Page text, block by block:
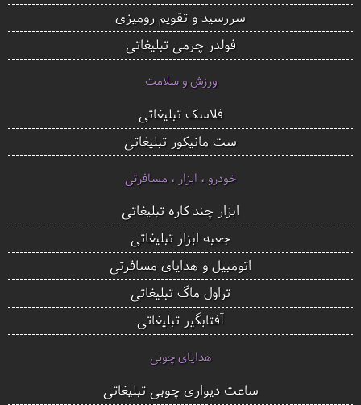
سررسید و تقویم رومیزی
فولدر چرمی تبلیغاتی
ورزش و سلامت
فلاسک تبلیغاتی
ست مانیکور تبلیغاتی
خودرو ، ابزار ، مسافرتی
ابزار چند کاره تبلیغاتی
جعبه ابزار تبلیغاتی
اتومبیل و هدایای مسافرتی
تراول ماگ تبلیغاتی
آفتابگیر تبلیغاتی
هدایای چوبی
ساعت دیواری چوبی تبلیغاتی